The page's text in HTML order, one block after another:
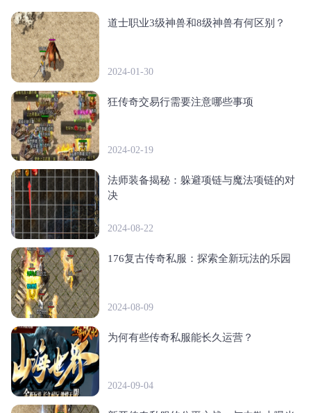
道士职业3级神兽和8级神兽有何区别？
2024-01-30
狂传奇交易行需要注意哪些事项
2024-02-19
法师装备揭秘：躲避项链与魔法项链的对
决
2024-08-22
176复古传奇私服：探索全新玩法的乐园
2024-08-09
为何有些传奇私服能长久运营？
2024-09-04